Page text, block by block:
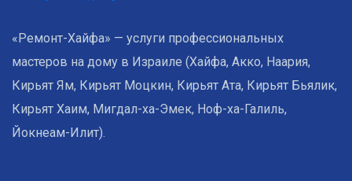
«Ремонт-Хайфа» — услуги профессиональных
мастеров на дому в Израиле (Хайфа, Акко, Наария,
Кирьят Ям, Кирьят Моцкин, Кирьят Ата, Кирьят Бьялик,
Кирьят Хаим, Мигдал-ха-Эмек, Ноф-ха-Галиль,
Йокнеам-Илит).